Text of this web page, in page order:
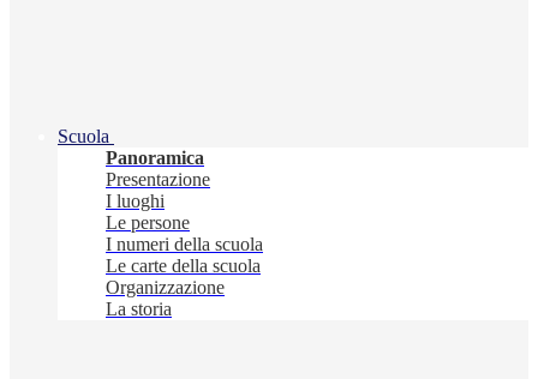
Scuola
Panoramica
Presentazione
I luoghi
Le persone
I numeri della scuola
Le carte della scuola
Organizzazione
La storia